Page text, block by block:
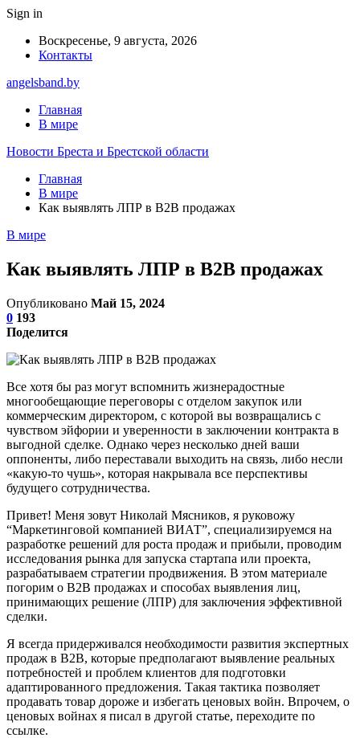
Sign in
Воскресенье, 9 августа, 2026
Контакты
angelsband.by
Главная
В мире
Новости Бреста и Брестской области
Главная
В мире
Как выявлять ЛПР в B2B продажах
В мире
Как выявлять ЛПР в B2B продажах
Опубликовано Май 15, 2024
0 193
Поделится
Все хотя бы раз могут вспомнить жизнерадостные
многообещающие переговоры с отделом закупок или
коммерческим директором, с которой вы возвращались с
чувством эйфории и уверенности в заключении контракта в
выгодной сделке. Однако через несколько дней ваши
оппоненты, либо переставали выходить на связь, либо несли
«какую-то чушь», которая накрывала все перспективы
будущего сотрудничества.
Привет! Меня зовут Николай Мясников, я руковожу
“Маркетинговой компанией ВИАТ”, специализируемся на
разработке решений для роста продаж и прибыли, проводим
исследования рынка для запуска стартапа или проекта,
разрабатываем стратегии продвижения. В этом материале
погорим о B2B продажах и способах выявления лиц,
принимающих решение (ЛПР) для заключения эффективной
сделки.
Я всегда придерживался необходимости развития экспертных
продаж в B2B, которые предполагают выявление реальных
потребностей и проблем клиентов для подготовки
адаптированного предложения. Такая тактика позволяет
продавать товар дороже и избегать ценовых войн. Впрочем, о
ценовых войнах я писал в другой статье, переходите по
ссылке.